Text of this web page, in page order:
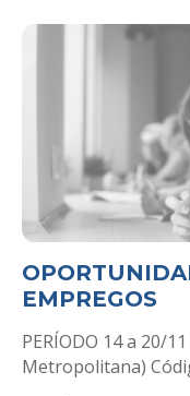
EMPREGOS
PERÍODO 14 a 20/
Metropolitana)